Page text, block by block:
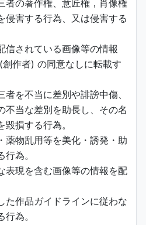
者の著作権、意匠権，肖像権
侵害する行為、又は侵害する
信されている画像等の情報
作者) の同意なしに転載す
者を不当に差別や誹謗中傷、
不当な差別を助長し、その名
損する行為。
薬物乱用等を美化・誘発・助
為。
表現を含む画像等の情報を配
た作品ガイドラインに従わな
為。